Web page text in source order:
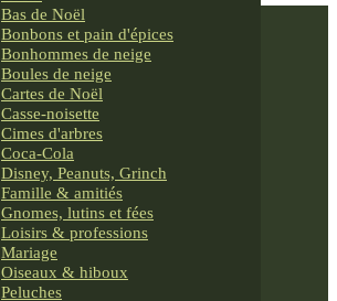
Bas de Noël
Bonbons et pain d'épices
Bonhommes de neige
Boules de neige
Cartes de Noël
Casse-noisette
Cimes d'arbres
Coca-Cola
Disney, Peanuts, Grinch
Famille & amitiés
Gnomes, lutins et fées
Loisirs & professions
Mariage
Oiseaux & hiboux
Peluches